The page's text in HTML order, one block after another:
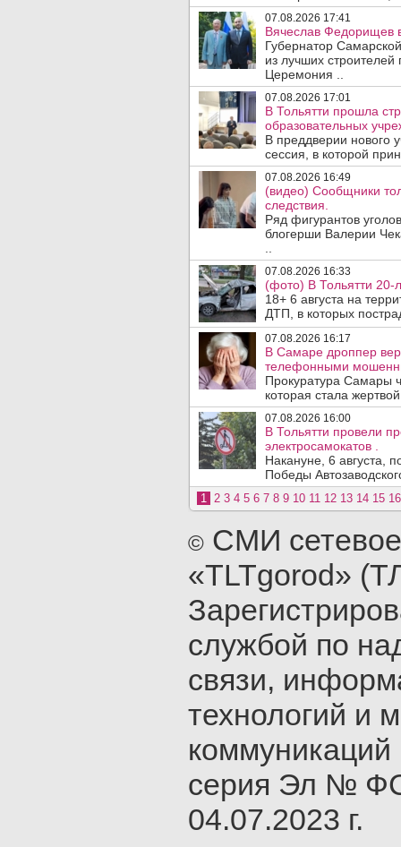
07.08.2026 17:41
Вячеслав Федорищев
Губернатор
из лучших
Церемония ..
07.08.2026 17:01
В Тольятти прошла
образовательных
В преддверии нового
сессия, в которой
07.08.2026 16:49
(видео) Сообщники
следствия.
Ряд фигурантов
блогерши Валерии
07.08.2026 16:33
(фото) В Тольятти 20-
18+ 6 августа на
ДТП, в которых
07.08.2026 16:17
В Самаре дроппер
телефонными
Прокуратура Самары
которая стала
07.08.2026 16:00
В Тольятти провели
электросамокатов .
Накануне, 6 августа,
Победы
1 2 3 4 5 6 7 8 9 10 11 12 13 14 15 16
© СМИ
«TLTgorod»
службой по
связи,
технологий и
серия Эл №
04.07.2023 г.